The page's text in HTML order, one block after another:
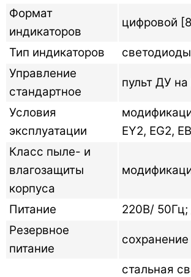
Формат
индикаторов
цифровой
Тип индикаторов
Управление
стандартное
пульт ДУ
Условия
эксплуатации
EY2, EG2,
Класс пыле- и
влагозащиты
корпуса
Питание
220В/ 50Гц;
Резервное
питание
стальная